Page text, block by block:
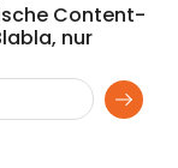
Content-
nur